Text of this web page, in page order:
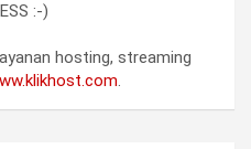
:-)
hosting, streaming
.